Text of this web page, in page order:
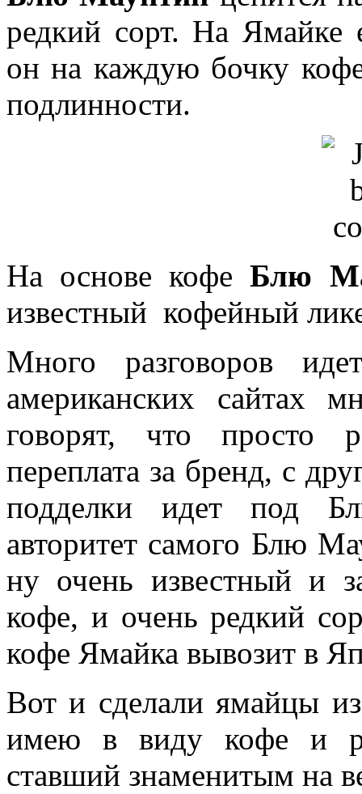
редкий сорт. На Ямайке
он на каждую бочку
подлинности.
На основе кофеБлю
известный кофейный
Много разговоров
американских сайтах
говорят, что просто
переплата за бренд, с
подделки идет под
авторитет самого Блю
ну очень известный и
кофе, и очень редкий
кофе Ямайка вывозит в
Вот и сделали ямайцы
имею в виду кофе и
ставший знаменитым на